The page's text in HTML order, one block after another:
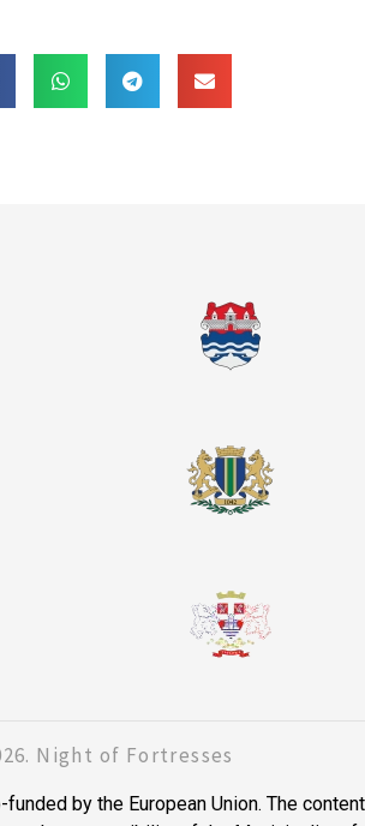
Night of Fortresses
by the European Union. The content